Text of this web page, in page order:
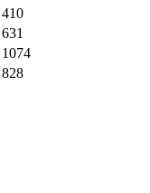
410
631
1074
828